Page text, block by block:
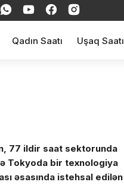
Qadın Saatı Uşaq Saatı
77 ildir saat sektorunda
Tokyoda bir texnologiya
əsasında istehsal edilən